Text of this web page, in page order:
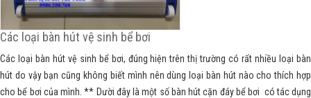
Các loại bàn hút vệ sinh bể bơi
Các loại bàn hút vệ sinh bể bơi, đúng hiện trên thị trường có rất nhiều loại bàn
hút do vậy bạn cũng không biết mình nên dùng loại bàn hút nào cho thích hợp
cho bể bơi của mình. ** Dười đây là một số bàn hút cặn đáy bể bơi có tác dụng